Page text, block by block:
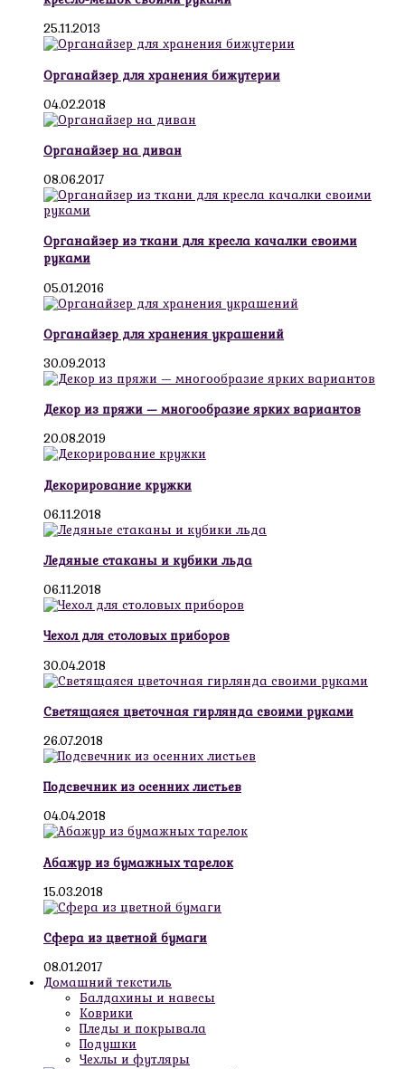
25.11.2013
Органайзер для хранения бижутерии
04.02.2018
Органайзер на диван
08.06.2017
Органайзер из ткани для кресла качалки своими
руками
05.01.2016
Органайзер для хранения украшений
30.09.2013
Декор из пряжи — многообразие ярких вариантов
20.08.2019
Декорирование кружки
06.11.2018
Ледяные стаканы и кубики льда
06.11.2018
Чехол для столовых приборов
30.04.2018
Светящаяся цветочная гирлянда своими руками
26.07.2018
Подсвечник из осенних листьев
04.04.2018
Абажур из бумажных тарелок
15.03.2018
Сфера из цветной бумаги
08.01.2017
Домашний текстиль
Балдахины и навесы
Коврики
Пледы и покрывала
Подушки
Чехлы и футляры